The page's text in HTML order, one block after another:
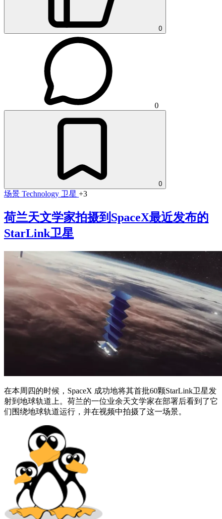
0
0
0
场景 Technology 卫星 +3
荷兰天文学家拍摄到SpaceX最近发布的
StarLink卫星
在本周四的时候，SpaceX 成功地将其首批60颗StarLink卫星发
射到地球轨道上。荷兰的一位业余天文学家在部署后看到了它
们围绕地球轨道运行，并在视频中拍摄了这一场景。